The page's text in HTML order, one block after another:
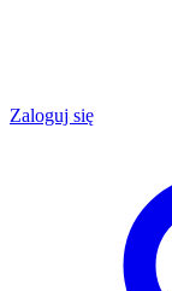
Zaloguj się